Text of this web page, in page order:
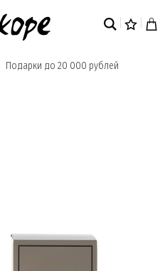
Подарки до 20 000 рублей